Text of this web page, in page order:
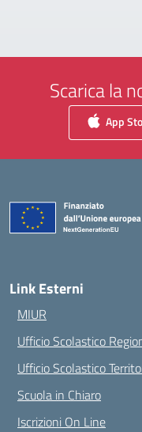
Scarica la
App
Link Esterni
MIUR
Ufficio Scolastico
Ufficio Scolastico
Scuola in Chiaro
Iscrizioni On Line